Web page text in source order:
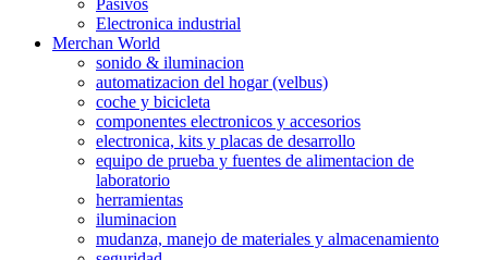
Pasivos
Electronica industrial
Merchan World
sonido & iluminacion
automatizacion del hogar (velbus)
coche y bicicleta
componentes electronicos y accesorios
electronica, kits y placas de desarrollo
equipo de prueba y fuentes de alimentacion de
laboratorio
herramientas
iluminacion
mudanza, manejo de materiales y almacenamiento